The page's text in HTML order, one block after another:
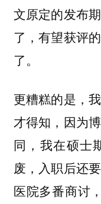
文原定的发布
了，有望获评
了。
更糟糕的是，
才得知，因为
同，我在硕士
废，入职后还
医院多番商讨